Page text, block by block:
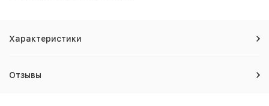
Характеристики
Отзывы